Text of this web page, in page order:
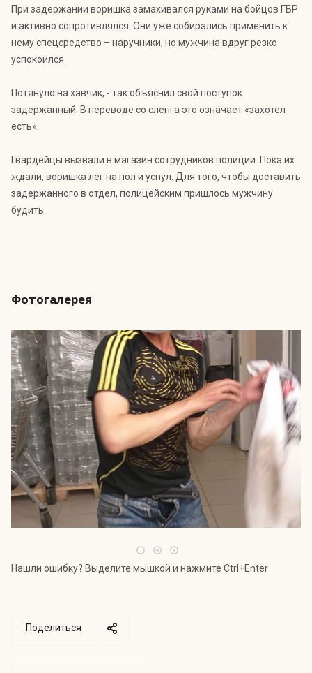
При задержании воришка замахивался руками на бойцов ГБР
и активно сопротивлялся. Они уже собирались применить к
нему спецсредство – наручники, но мужчина вдруг резко
успокоился.
Потянуло на хавчик, - так объяснил свой поступок
задержанный. В переводе со сленга это означает «захотел
есть».
Гвардейцы вызвали в магазин сотрудников полиции. Пока их
ждали, воришка лег на пол и уснул. Для того, чтобы доставить
задержанного в отдел, полицейским пришлось мужчину
будить.
Фотогалерея
Нашли ошибку? Выделите мышкой и нажмите Ctrl+Enter
Поделиться